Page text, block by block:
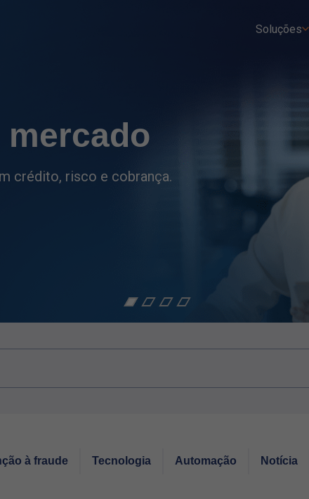
Soluções
à fraude Tecnologia Automação Notícia